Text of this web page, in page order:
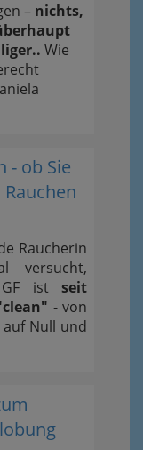
– nichts,
Wie
- ob Sie
Raucherin
versucht,
GF ist seit
- von
Null und